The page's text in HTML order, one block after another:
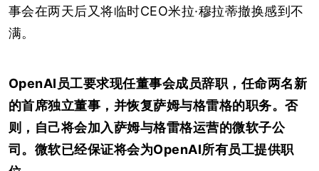
事会在两天后又将临时CEO米拉·穆拉蒂撤换感到不
满。
OpenAI员工要求现任董事会成员辞职，任命两名新
的首席独立董事，并恢复萨姆与格雷格的职务。否
则，自己将会加入萨姆与格雷格运营的微软子公
司。微软已经保证将会为OpenAI所有员工提供职